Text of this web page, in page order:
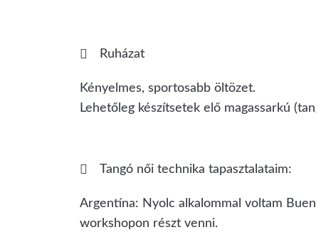
Ruházat
Kényelmes, sportosabb öltözet.
Lehetőleg készítsetek elő magassarkú
Tangó női technika tapasztalataim:
Argentína: Nyolc alkalommal voltam
workshopon részt venni.